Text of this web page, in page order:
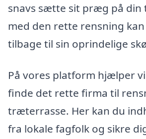
snavs sætte sit præg på din
med den rette rensning
tilbage til sin oprindelige
På vores platform hjælper
finde det rette firma til
træterrasse. Her kan du
fra lokale fagfolk og sikre